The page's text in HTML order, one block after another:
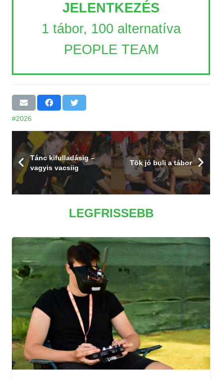
JELENTKEZÉS
1 tábor, 100 alternatíva
PEOPLE TEAM
#2026
Tánc kifulladásig –
vagyis vacsiig
Tök jó buli a tábor
LEGFRISSEBB